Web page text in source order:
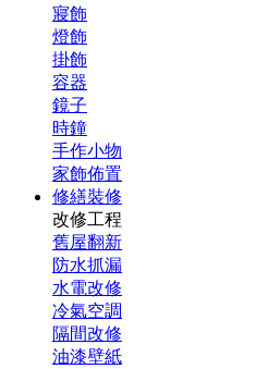
寢飾
燈飾
掛飾
容器
鏡子
時鐘
手作小物
家飾佈置
修繕裝修
改修工程
舊屋翻新
防水抓漏
水電改修
冷氣空調
隔間改修
油漆壁紙